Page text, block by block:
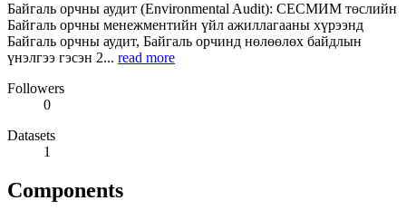
Байгаль орчны аудит (Environmental Audit): СЕСМИМ төслийн
Байгаль орчны менежментийн үйл ажиллагааны хүрээнд
Байгаль орчны аудит, Байгаль орчинд нөлөөлөх байдлын
үнэлгээ гэсэн 2... read more
Followers
0
Datasets
1
Components